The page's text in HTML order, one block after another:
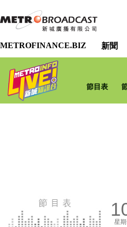
METROFINANCE.BIZ 新聞
節目表
星